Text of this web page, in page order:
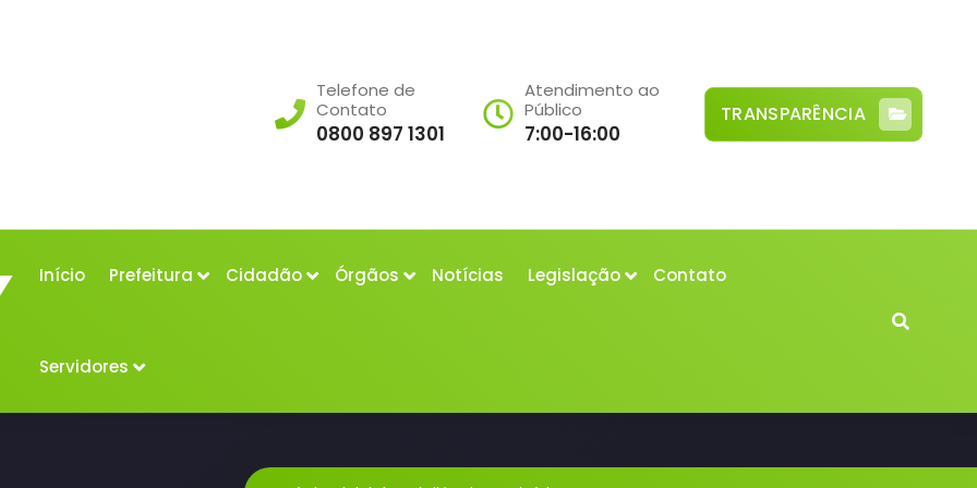
Telefone de
Contato
0800 897 1301
Atendimento ao
Público
7:00-16:00
TRANSPARÊNCIA
Início Prefeitura Cidadão Órgãos Notícias Legislação Contato
Servidores